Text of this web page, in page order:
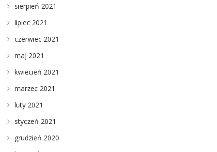
sierpień 2021
lipiec 2021
czerwiec 2021
maj 2021
kwiecień 2021
marzec 2021
luty 2021
styczeń 2021
grudzień 2020